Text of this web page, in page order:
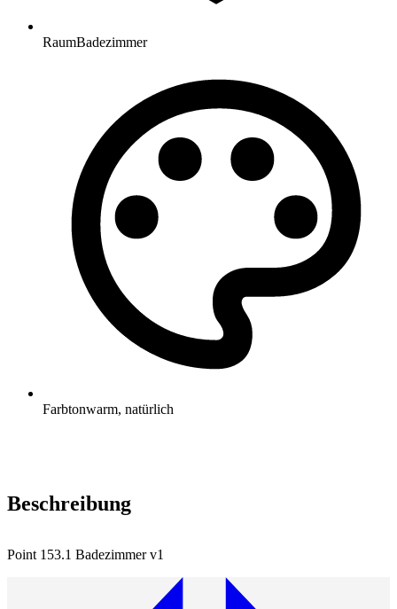
RaumBadezimmer
Farbtonwarm, natürlich
Beschreibung
Point 153.1 Badezimmer v1